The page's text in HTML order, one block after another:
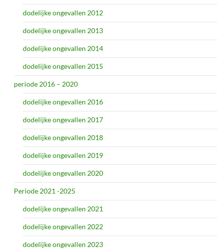
dodelijke ongevallen 2012
dodelijke ongevallen 2013
dodelijke ongevallen 2014
dodelijke ongevallen 2015
periode 2016 – 2020
dodelijke ongevallen 2016
dodelijke ongevallen 2017
dodelijke ongevallen 2018
dodelijke ongevallen 2019
dodelijke ongevallen 2020
Periode 2021 -2025
dodelijke ongevallen 2021
dodelijke ongevallen 2022
dodelijke ongevallen 2023